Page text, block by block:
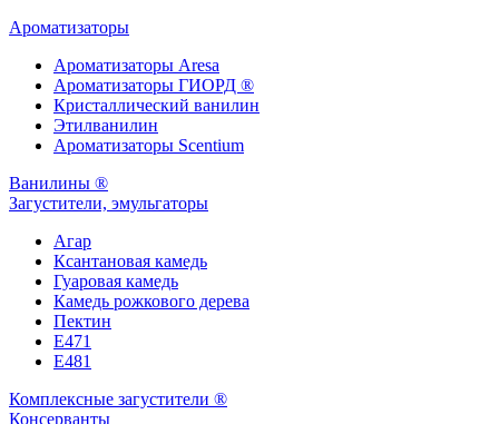
Ароматизаторы
Ароматизаторы Aresa
Ароматизаторы ГИОРД ®
Кристаллический ванилин
Этилванилин
Ароматизаторы Scentium
Ванилины ®
Загустители, эмульгаторы
Агар
Ксантановая камедь
Гуаровая камедь
Камедь рожкового дерева
Пектин
Е471
Е481
Комплексные загустители ®
Консерванты